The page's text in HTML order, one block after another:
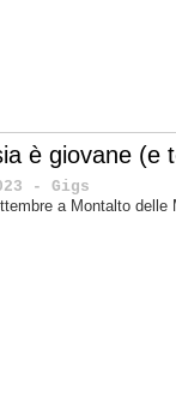
è giovane (e
- Gigs
a Montalto delle